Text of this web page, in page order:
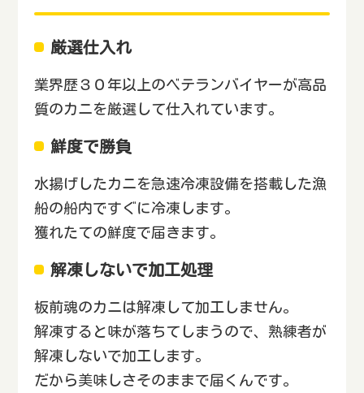
厳選仕入れ
業界歴３０年以上のベテランバイヤーが高品
質のカニを厳選して仕入れています。
鮮度で勝負
水揚げしたカニを急速冷凍設備を搭載した漁
船の船内ですぐに冷凍します。
獲れたての鮮度で届きます。
解凍しないで加工処理
板前魂のカニは解凍して加工しません。
解凍すると味が落ちてしまうので、熟練者が
解凍しないで加工します。
だから美味しさそのままで届くんです。